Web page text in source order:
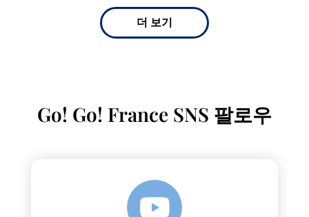
더 보기
Go! Go! France SNS 팔로우